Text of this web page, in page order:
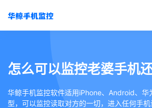
怎么可以监控老婆手机
华鲸手机监控软件适用iPhone、Android、华
型，可以监控读取对方的一切，进入任何手